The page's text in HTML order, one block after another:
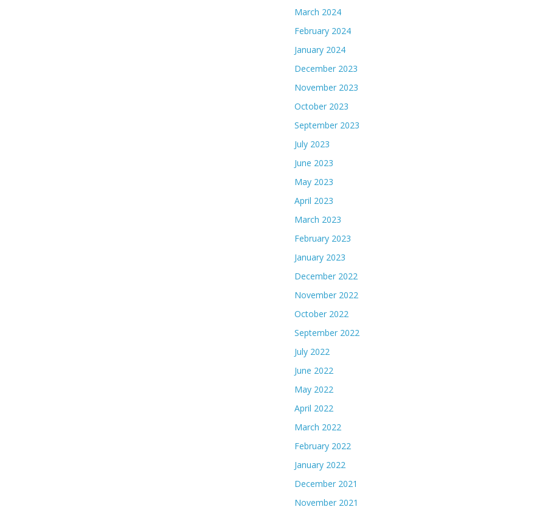
March 2024
February 2024
January 2024
December 2023
November 2023
October 2023
September 2023
July 2023
June 2023
May 2023
April 2023
March 2023
February 2023
January 2023
December 2022
November 2022
October 2022
September 2022
July 2022
June 2022
May 2022
April 2022
March 2022
February 2022
January 2022
December 2021
November 2021